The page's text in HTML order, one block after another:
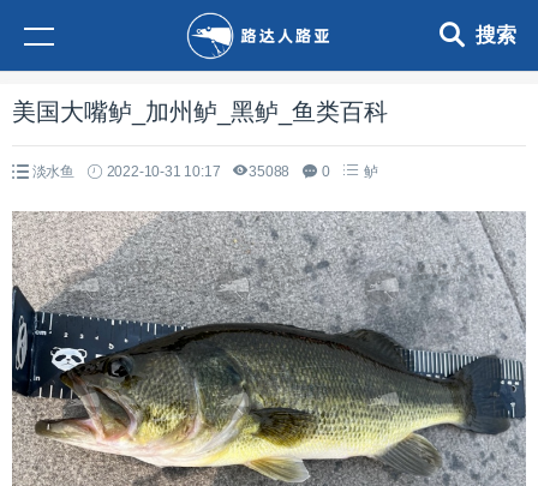
搜索
美国大嘴鲈_加州鲈_黑鲈_鱼类百科
淡水鱼 2022-10-31 10:17 35088 0 鲈